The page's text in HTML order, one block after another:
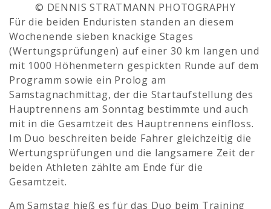
© DENNIS STRATMANN PHOTOGRAPHY
Für die beiden Enduristen standen an diesem
Wochenende sieben knackige Stages
(Wertungsprüfungen) auf einer 30 km langen und
mit 1000 Höhenmetern gespickten Runde auf dem
Programm sowie ein Prolog am
Samstagnachmittag, der die Startaufstellung des
Hauptrennens am Sonntag bestimmte und auch
mit in die Gesamtzeit des Hauptrennens einfloss.
Im Duo beschreiten beide Fahrer gleichzeitig die
Wertungsprüfungen und die langsamere Zeit der
beiden Athleten zählte am Ende für die
Gesamtzeit.
Am Samstag hieß es für das Duo beim Training